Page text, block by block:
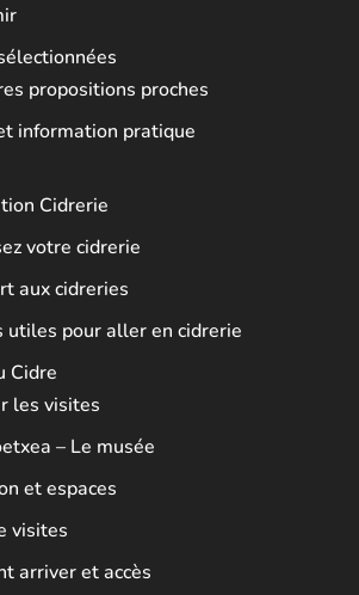
propositions proches
information pratique
Cidrerie
votre cidrerie
aux cidreries
utiles pour aller en cidrerie
Cidre
les visites
– Le musée
et espaces
visites
arriver et accès